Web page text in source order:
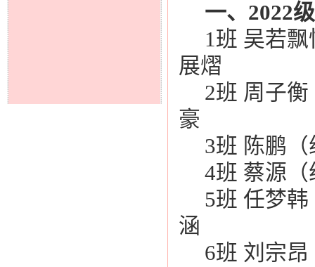
一、2022
1班 吴若
展熠
2班 周子
豪
3班 陈鹏
4班 蔡源
5班 任梦
涵
6班 刘宗